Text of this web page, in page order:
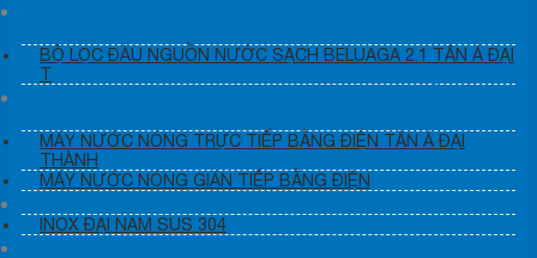
BỘ LỌC ĐÀU NGUỒN NƯỚC SẠCH BELUAGA 2.1 TÂN Á ĐẠI
T
MÁY NƯỚC NÓNG TRỰC TIẾP BẰNG ĐIỆN TÂN Á ĐẠI
THÀNH
MÁY NƯỚC NÓNG GIÁN TIẾP BẰNG ĐIỆN
INOX ĐẠI NAM SUS 304